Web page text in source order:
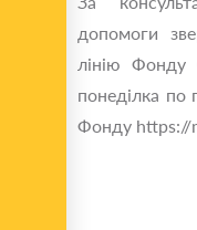
допомоги
лінію
понеділка по
Фонду https://